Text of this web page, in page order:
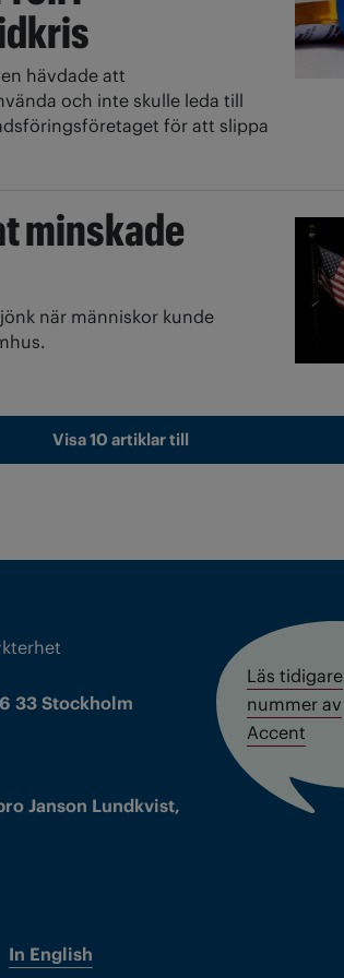
hävdade att
och inte skulle leda till
för att slippa
minskade
när människor kunde
Visa 10 artiklar till
33 Stockholm
Janson Lundkvist,
In English
Läs tidigare
nummer av
Accent